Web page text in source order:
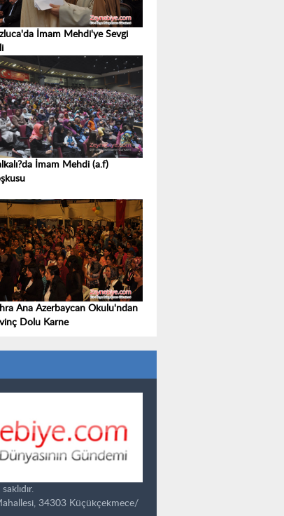
İmam Mehdi'ye Sevgi
İmam Mehdi (a.f)
Ana Azerbaycan Okulu'ndan
Dolu Karne
34303 Küçükçekmece/